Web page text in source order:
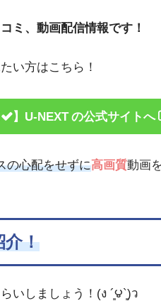
ミ、動画配信情報です！
い方はこちら！
U-NEXT
の心配をせずに高画質動画
介！
いしましょう！(ง ´͈౪`͈)ว